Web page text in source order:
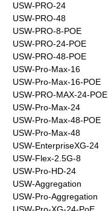
USW-PRO-24
USW-PRO-48
USW-PRO-8-POE
USW-PRO-24-POE
USW-PRO-48-POE
USW-Pro-Max-16
USW-Pro-Max-16-POE
USW-PRO-MAX-24-POE
USW-Pro-Max-24
USW-Pro-Max-48-POE
USW-Pro-Max-48
USW-EnterpriseXG-24
USW-Flex-2.5G-8
USW-Pro-HD-24
USW-Aggregation
USW-Pro-Aggregation